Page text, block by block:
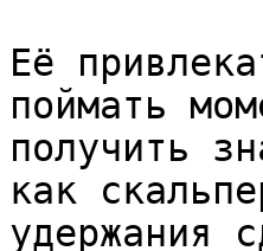
Её
поймать
получить
как
удержания